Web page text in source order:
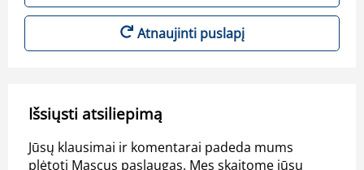
Atnaujinti puslapį
Išsiųsti atsiliepimą
Jūsų klausimai ir komentarai padeda mums
plėtoti Mascus paslaugas. Mes skaitome jūsų